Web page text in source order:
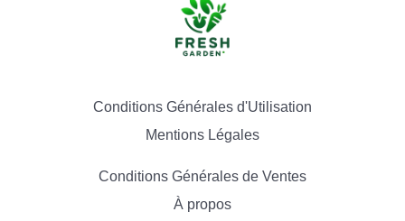
Conditions Générales d'Utilisation
Mentions Légales
Conditions Générales de Ventes
À propos